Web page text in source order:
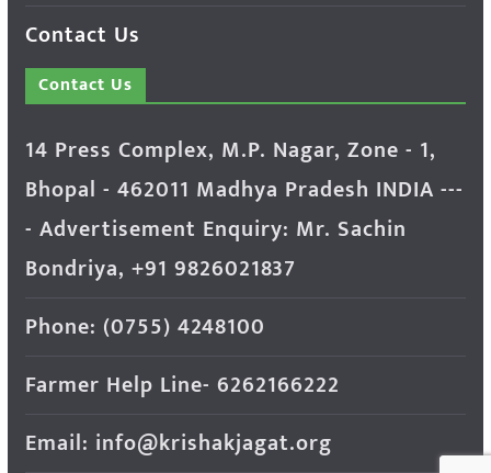
Contact Us
Contact Us
14 Press Complex, M.P. Nagar, Zone - 1,
Bhopal - 462011 Madhya Pradesh INDIA ---
- Advertisement Enquiry: Mr. Sachin
Bondriya, +91 9826021837
Phone: (0755) 4248100
Farmer Help Line- 6262166222
Email: info@krishakjagat.org